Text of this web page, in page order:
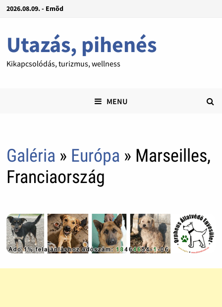
2026.08.09. - Emõd
Utazás, pihenés
Kikapcsolódás, turizmus, wellness
MENU
Galéria » Európa » Marseilles,
Franciaország